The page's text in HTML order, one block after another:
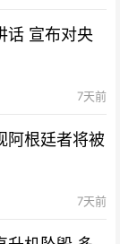
话 宣布对央
7天前
阿根廷者将被
7天前